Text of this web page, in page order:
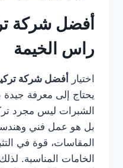
أفضل شركة
راس الخيمة
اختيار
أفضل شركة
يحتاج إلى معرفة جيدة
الشبرات ليس مجرد
بل هو عمل فني
المقاسات، قوة في
الخامات المناسبة.